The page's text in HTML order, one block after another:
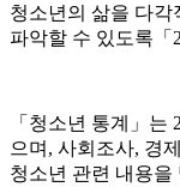
청소년의 삶을 다각
파악할 수 있도록「
「청소년 통계」는
으며, 사회조사, 경
청소년 관련 내용을